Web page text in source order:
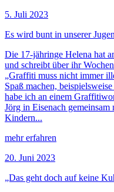
5. Juli 2023
Es wird bunt in unserer
Die 17-jähringe Helena hat
und schreibt über ihr
„Graffiti muss nicht immer
Spaß machen,
habe ich an einem
Jörg in Eisenach
Kindern...
mehr erfahren
20. Juni 2023
„Das geht doch auf keine